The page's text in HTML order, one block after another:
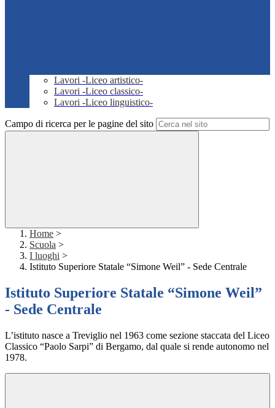
Lavori -Liceo artistico-
Lavori -Liceo classico-
Lavori -Liceo linguistico-
Campo di ricerca per le pagine del sito
Home >
Scuola >
I luoghi >
Istituto Superiore Statale “Simone Weil” - Sede Centrale
Istituto Superiore Statale “Simone Weil”
- Sede Centrale
L’istituto nasce a Treviglio nel 1963 come sezione staccata del Liceo
Classico “Paolo Sarpi” di Bergamo, dal quale si rende autonomo nel
1978.